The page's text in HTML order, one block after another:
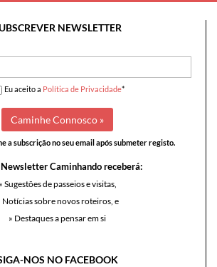
NEWSLETTER
Eu aceito a Política de Privacidade*
a subscrição no seu email após submeter registo.
Caminhando receberá:
» Sugestões de passeios e visitas,
Notícias sobre novos roteiros, e
» Destaques a pensar em si
NOS NO FACEBOOK